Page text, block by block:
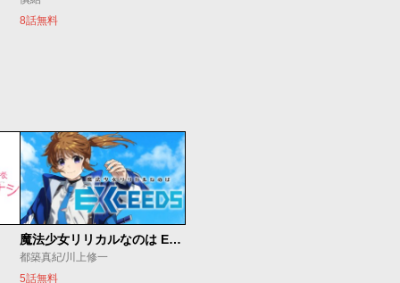
8話無料
魔法少女リリカルなのは EXCEEDS
都築真紀/川上修一
5話無料